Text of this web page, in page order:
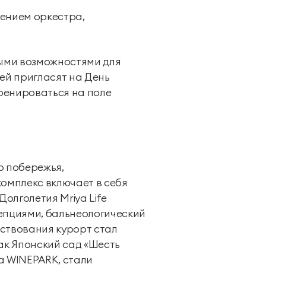
оркестра,
возможностями для
пригласят на День
на поле
побережья,
включает в себя
Mriya Life
бальнеологический
курорт стал
Японский сад «Шесть
стали